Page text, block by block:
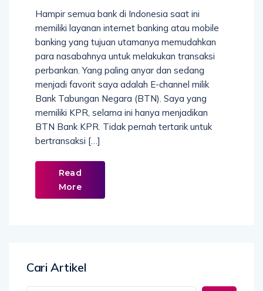
Hampir semua bank di Indonesia saat ini
memiliki layanan internet banking atau mobile
banking yang tujuan utamanya memudahkan
para nasabahnya untuk melakukan transaksi
perbankan. Yang paling anyar dan sedang
menjadi favorit saya adalah E-channel milik
Bank Tabungan Negara (BTN). Saya yang
memiliki KPR, selama ini hanya menjadikan
BTN Bank KPR. Tidak pernah tertarik untuk
bertransaksi […]
Read
More
Cari Artikel